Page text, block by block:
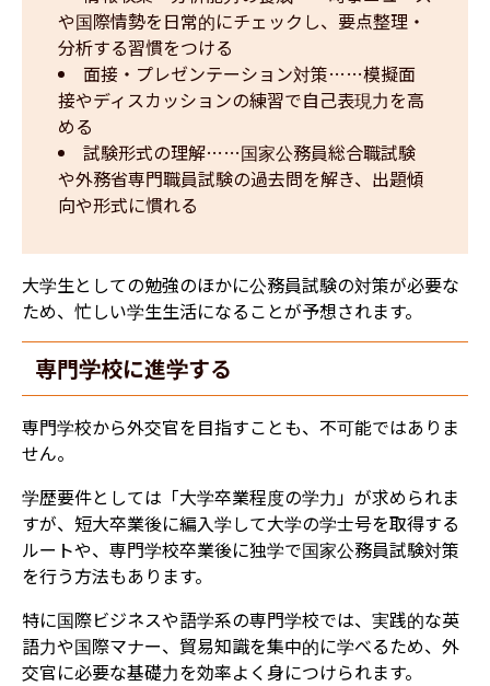
や国際情勢を日常的にチェックし、要点整理・
分析する習慣をつける
面接・プレゼンテーション対策……模擬面
接やディスカッションの練習で自己表現力を高
める
試験形式の理解……国家公務員総合職試験
や外務省専門職員試験の過去問を解き、出題傾
向や形式に慣れる
大学生としての勉強のほかに公務員試験の対策が必要な
ため、忙しい学生生活になることが予想されます。
専門学校に進学する
専門学校から外交官を目指すことも、不可能ではありま
せん。
学歴要件としては「大学卒業程度の学力」が求められま
すが、短大卒業後に編入学して大学の学士号を取得する
ルートや、専門学校卒業後に独学で国家公務員試験対策
を行う方法もあります。
特に国際ビジネスや語学系の専門学校では、実践的な英
語力や国際マナー、貿易知識を集中的に学べるため、外
交官に必要な基礎力を効率よく身につけられます。